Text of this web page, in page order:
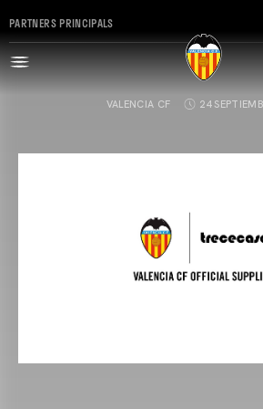
PARTNERS PRINCIPALS
VALENCIA CF 24